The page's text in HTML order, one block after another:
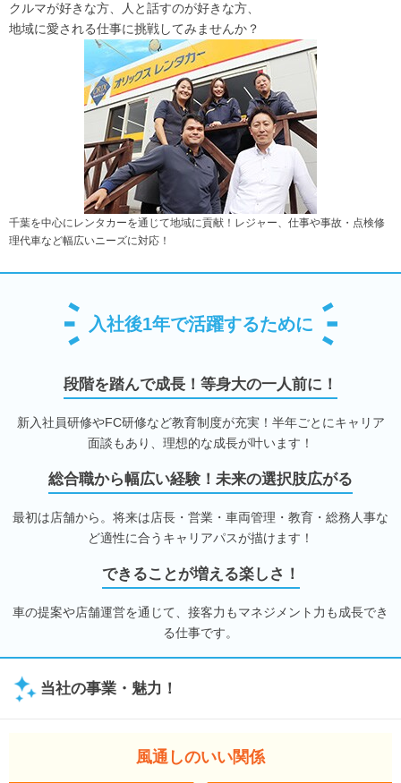
クルマが好きな方、人と話すのが好きな方、
地域に愛される仕事に挑戦してみませんか？
千葉を中心にレンタカーを通じて地域に貢献！レジャー、仕事や事故・点検修
理代車など幅広いニーズに対応！
入社後1年で活躍するために
段階を踏んで成長！等身大の一人前に！
新入社員研修やFC研修など教育制度が充実！半年ごとにキャリア
面談もあり、理想的な成長が叶います！
総合職から幅広い経験！未来の選択肢広がる
最初は店舗から。将来は店長・営業・車両管理・教育・総務人事な
ど適性に合うキャリアパスが描けます！
できることが増える楽しさ！
車の提案や店舗運営を通じて、接客力もマネジメント力も成長でき
る仕事です。
当社の事業・魅力！
風通しのいい関係